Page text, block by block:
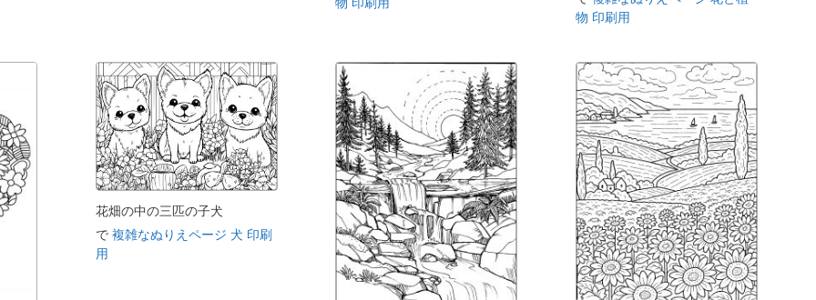
物 印刷用
花畑の中の三匹の子犬
で 複雑なぬりえページ 犬 印刷
用